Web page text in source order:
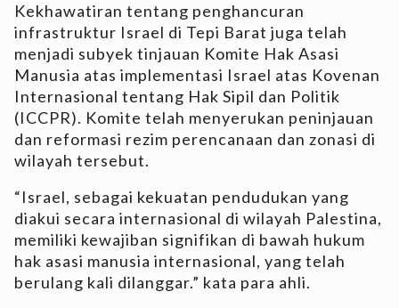
Kekhawatiran tentang penghancuran
infrastruktur Israel di Tepi Barat juga telah
menjadi subyek tinjauan Komite Hak Asasi
Manusia atas implementasi Israel atas Kovenan
Internasional tentang Hak Sipil dan Politik
(ICCPR). Komite telah menyerukan peninjauan
dan reformasi rezim perencanaan dan zonasi di
wilayah tersebut.
“Israel, sebagai kekuatan pendudukan yang
diakui secara internasional di wilayah Palestina,
memiliki kewajiban signifikan di bawah hukum
hak asasi manusia internasional, yang telah
berulang kali dilanggar.” kata para ahli.